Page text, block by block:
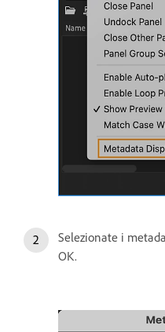
Selezionate i
OK.